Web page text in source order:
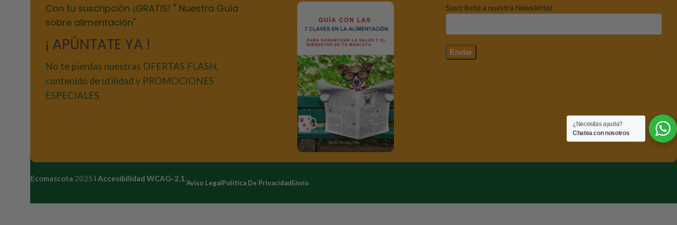
Con tu suscripción ¡GRATIS! " Nuestra Guía
sobre alimentación"
¡ APÚNTATE YA !
No te pierdas nuestras OFERTAS FLASH,
contenido de utilidad y PROMOCIONES
ESPECIALES
Suscríbete a nuestra Newsletter
Ecomascota 2025 I Accesibilidad WCAG-2.1.Aviso LegalPolítica De PrivacidadEnvío
¿Necesitas ayuda?
Chatea con nosotros